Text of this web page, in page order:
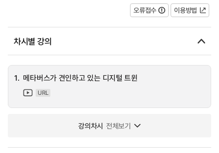
오류접수
이용방법
차시별 강의
1. 메타버스가 견인하고 있는 디지털 트윈
URL
강의차시 전체보기